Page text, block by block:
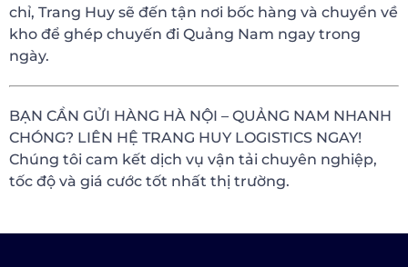
chỉ, Trang Huy sẽ đến tận nơi bốc hàng và chuyển về
kho để ghép chuyến đi Quảng Nam ngay trong
ngày.
BẠN CẦN GỬI HÀNG HÀ NỘI – QUẢNG NAM NHANH
CHÓNG? LIÊN HỆ TRANG HUY LOGISTICS NGAY!
Chúng tôi cam kết dịch vụ vận tải chuyên nghiệp,
tốc độ và giá cước tốt nhất thị trường.